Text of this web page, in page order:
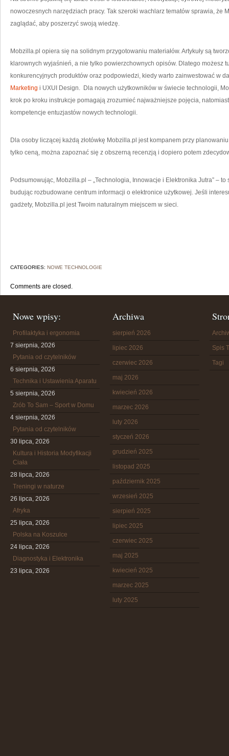
nowoczesnych narzędziach pracy. Tak szeroki wachlarz tematów sprawia, że
zaglądać, aby poszerzyć swoją wiedzę.
Mobzilla.pl opiera się na solidnym przygotowaniu materiałów. Artykuły są
klarownych wyjaśnień, a nie tylko powierzchownych opisów. Dlatego możesz
konkurencyjnych produktów oraz podpowiedzi, kiedy warto zainwestować w
Marketing i UXUI Design. Dla nowych użytkowników w świecie technologii,
krok po kroku instrukcje pomagają zrozumieć najważniejsze pojęcia,
kompetencje entuzjastów nowych technologii.
Dla osoby liczącej każdą złotówkę Mobzilla.pl jest kompanem przy
tylko ceną, można zapoznać się z obszerną recenzją i dopiero potem
Podsumowując, Mobzilla.pl – „Technologia, Innowacje i Elektronika Jutra” –
budując rozbudowane centrum informacji o elektronice użytkowej. Jeśli
gadżety, Mobzilla.pl jest Twoim naturalnym miejscem w sieci.
CATEGORIES: NOWE TECHNOLOGIE
Comments are closed.
Nowe wpisy:
Profilaktyka i ergonomia
7 sierpnia, 2026
Pytania od czytelników
6 sierpnia, 2026
Technika i Ustawienia Aparatu
5 sierpnia, 2026
Zrób To Sam – Sport w Domu
4 sierpnia, 2026
Pytania od czytelników
30 lipca, 2026
Kultura i Historia Modyfikacji
Ciała
28 lipca, 2026
Treningi w naturze
26 lipca, 2026
Afryka
25 lipca, 2026
Polska na Koszulce
24 lipca, 2026
Diagnostyka i Elektronika
23 lipca, 2026
Archiwa
sierpień 2026
lipiec 2026
czerwiec 2026
maj 2026
kwiecień 2026
marzec 2026
luty 2026
styczeń 2026
grudzień 2025
listopad 2025
październik 2025
wrzesień 2025
sierpień 2025
lipiec 2025
czerwiec 2025
maj 2025
kwiecień 2025
marzec 2025
luty 2025
Spis
Tagi